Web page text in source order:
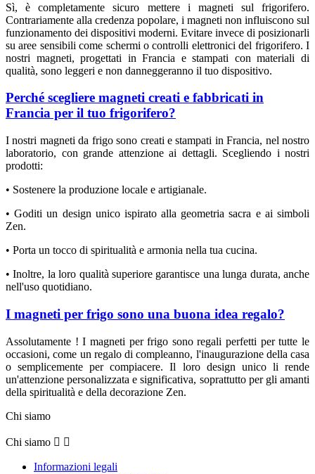
Sì, è completamente sicuro mettere i magneti sul frigorifero.
Contrariamente alla credenza popolare, i magneti non influiscono sul
funzionamento dei dispositivi moderni. Evitare invece di posizionarli
su aree sensibili come schermi o controlli elettronici del frigorifero. I
nostri magneti, progettati in Francia e stampati con materiali di
qualità, sono leggeri e non danneggeranno il tuo dispositivo.
Perché scegliere magneti creati e fabbricati in
Francia per il tuo frigorifero?
I nostri magneti da frigo sono creati e stampati in Francia, nel nostro
laboratorio, con grande attenzione ai dettagli. Scegliendo i nostri
prodotti:
• Sostenere la produzione locale e artigianale.
• Goditi un design unico ispirato alla geometria sacra e ai simboli
Zen.
• Porta un tocco di spiritualità e armonia nella tua cucina.
• Inoltre, la loro qualità superiore garantisce una lunga durata, anche
nell'uso quotidiano.
I magneti per frigo sono una buona idea regalo?
Assolutamente ! I magneti per frigo sono regali perfetti per tutte le
occasioni, come un regalo di compleanno, l'inaugurazione della casa
o semplicemente per compiacere. Il loro design unico li rende
un'attenzione personalizzata e significativa, soprattutto per gli amanti
della spiritualità e della decorazione Zen.
Chi siamo
Chi siamo  
Informazioni legali